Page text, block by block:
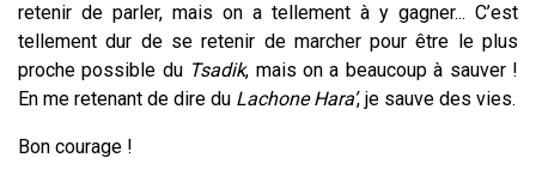
retenir de parler, mais on a tellement à y gagner... C’est
tellement dur de se retenir de marcher pour être le plus
proche possible du Tsadik, mais on a beaucoup à sauver !
En me retenant de dire du Lachone Hara’, je sauve des vies.
Bon courage !